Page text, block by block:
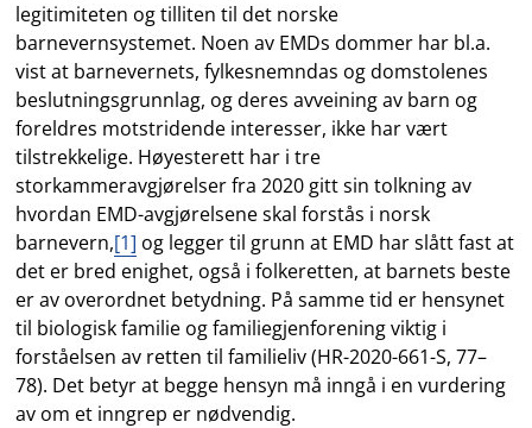
legitimiteten og tilliten til det norske
barnevernsystemet. Noen av EMDs dommer har bl.a.
vist at barnevernets, fylkesnemndas og domstolenes
beslutningsgrunnlag, og deres avveining av barn og
foreldres motstridende interesser, ikke har vært
tilstrekkelige. Høyesterett har i tre
storkammeravgjørelser fra 2020 gitt sin tolkning av
hvordan EMD-avgjørelsene skal forstås i norsk
barnevern,[1] og legger til grunn at EMD har slått fast at
det er bred enighet, også i folkeretten, at barnets beste
er av overordnet betydning. På samme tid er hensynet
til biologisk familie og familiegjenforening viktig i
forståelsen av retten til familieliv (HR-2020-661-S, 77–
78). Det betyr at begge hensyn må inngå i en vurdering
av om et inngrep er nødvendig.